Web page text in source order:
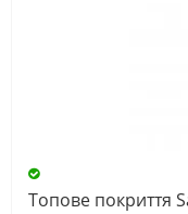
Топове покриття